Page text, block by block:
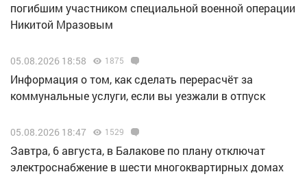
погибшим участником специальной военной операции
Никитой Мразовым
05.08.2026 18:58 1875
Информация о том, как сделать перерасчёт за
коммунальные услуги, если вы уезжали в отпуск
05.08.2026 18:47 1529
Завтра, 6 августа, в Балакове по плану отключат
электроснабжение в шести многоквартирных домах